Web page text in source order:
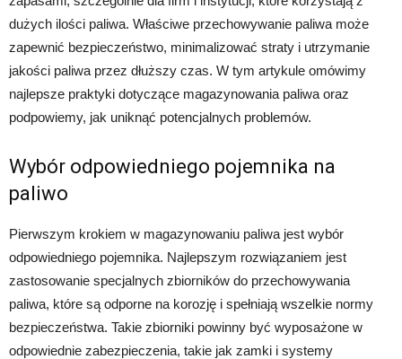
dużych ilości paliwa. Właściwe przechowywanie paliwa może
zapewnić bezpieczeństwo, minimalizować straty i utrzymanie
jakości paliwa przez dłuższy czas. W tym artykule omówimy
najlepsze praktyki dotyczące magazynowania paliwa oraz
podpowiemy, jak uniknąć potencjalnych problemów.
Wybór odpowiedniego pojemnika na
paliwo
Pierwszym krokiem w magazynowaniu paliwa jest wybór
odpowiedniego pojemnika. Najlepszym rozwiązaniem jest
zastosowanie specjalnych zbiorników do przechowywania
paliwa, które są odporne na korozję i spełniają wszelkie normy
bezpieczeństwa. Takie zbiorniki powinny być wyposażone w
odpowiednie zabezpieczenia, takie jak zamki i systemy